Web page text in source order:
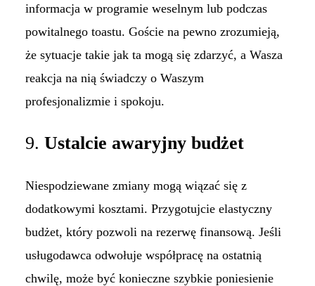
informacja w programie weselnym lub podczas
powitalnego toastu. Goście na pewno zrozumieją,
że sytuacje takie jak ta mogą się zdarzyć, a Wasza
reakcja na nią świadczy o Waszym
profesjonalizmie i spokoju.
9. Ustalcie awaryjny budżet
Niespodziewane zmiany mogą wiązać się z
dodatkowymi kosztami. Przygotujcie elastyczny
budżet, który pozwoli na rezerwę finansową. Jeśli
usługodawca odwołuje współpracę na ostatnią
chwilę, może być konieczne szybkie poniesienie